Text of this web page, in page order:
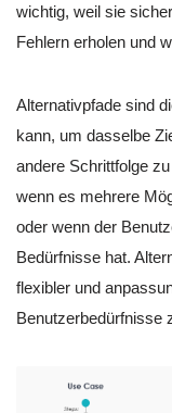
wichtig, weil sie
Fehlern erholen und
Alternativpfade sind
kann, um dasselbe
andere Schrittfolge
wenn es mehrere
oder wenn der
Bedürfnisse hat.
flexibler und
Benutzerbedürfnisse